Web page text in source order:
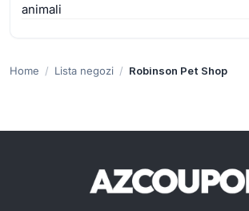
animali
Home Lista negozi Robinson Pet Shop